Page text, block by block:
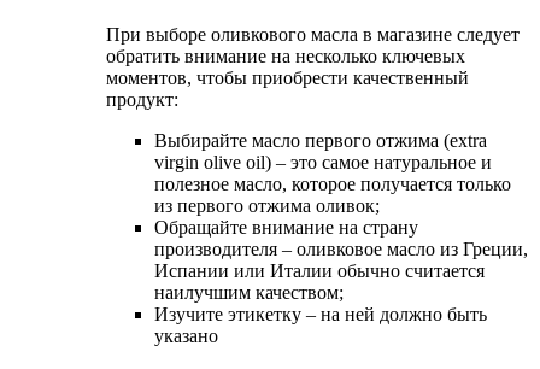
При выборе оливкового масла в магазине следует
обратить внимание на несколько ключевых
моментов, чтобы приобрести качественный
продукт:
Выбирайте масло первого отжима (extra
virgin olive oil) – это самое натуральное и
полезное масло, которое получается только
из первого отжима оливок;
Обращайте внимание на страну
производителя – оливковое масло из Греции,
Испании или Италии обычно считается
наилучшим качеством;
Изучите этикетку – на ней должно быть
указано